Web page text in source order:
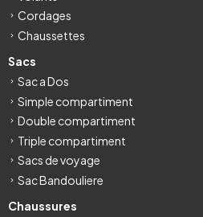
Cordages
Chaussettes
Sacs
Sac a Dos
Simple compartiment
Double compartiment
Triple compartiment
Sacs de voyage
Sac Bandouliere
Chaussures